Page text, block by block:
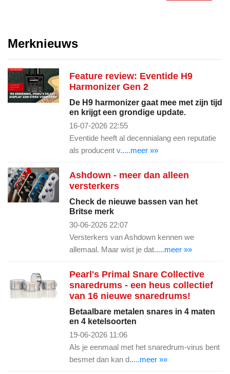
Merknieuws
Feature review: Eventide H9
Harmonizer Gen 2
De H9 harmonizer gaat mee met zijn tijd
en krijgt een grondige update.
16-07-2026 22:55
Eventide heeft al decennialang een reputatie
als producent v.....meer »»
Ashdown - meer dan alleen
versterkers
Check de nieuwe bassen van het
Britse merk
30-06-2026 22:07
Versterkers van Ashdown kennen we
allemaal. Maar wist je dat.....meer »»
Pearl's Primal Snare Collective
snaredrums - een heus collectief
van 16 nieuwe snaredrums!
Betaalbare metalen snares in 4 maten
en 4 ketelsoorten
19-06-2026 11:06
Als je eenmaal met het snaredrum-virus bent
besmet dan kan d.....meer »»